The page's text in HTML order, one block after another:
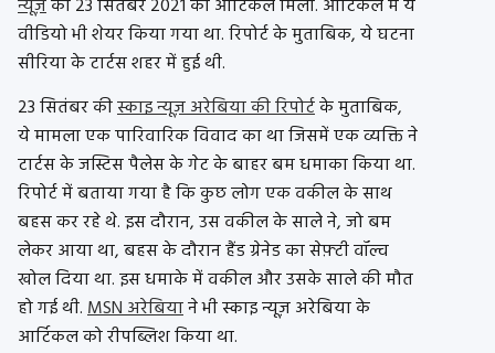
न्यूज़का 23 सितंबर 2021 का आर्टिकल मिला. आर्टिकल में ये
वीडियो भी शेयर किया गया था. रिपोर्ट के मुताबिक, ये घटना
सीरिया के टार्टस शहर में हुई थी.
23 सितंबर कीस्काइ न्यूज़ अरेबिया की रिपोर्टके मुताबिक,
ये मामला एक पारिवारिक विवाद का था जिसमें एक व्यक्ति ने
टार्टस के जस्टिस पैलेस के गेट के बाहर बम धमाका किया था.
रिपोर्ट में बताया गया है कि कुछ लोग एक वकील के साथ
बहस कर रहे थे. इस दौरान, उस वकील के साले ने, जो बम
लेकर आया था, बहस के दौरान हैंड ग्रेनेड का सेफ़्टी वॉल्व
खोल दिया था. इस धमाके में वकील और उसके साले की मौत
हो गई थी.MSN अरेबियाने भी स्काइ न्यूज़ अरेबिया के
आर्टिकल को रीपब्लिश किया था.